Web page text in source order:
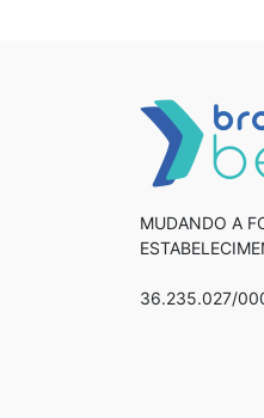
MUDANDO A
36.235.027/